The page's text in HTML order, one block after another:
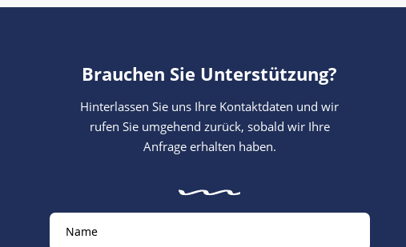
Brauchen Sie Unterstützung?
Hinterlassen Sie uns Ihre Kontaktdaten und wir
rufen Sie umgehend zurück, sobald wir Ihre
Anfrage erhalten haben.